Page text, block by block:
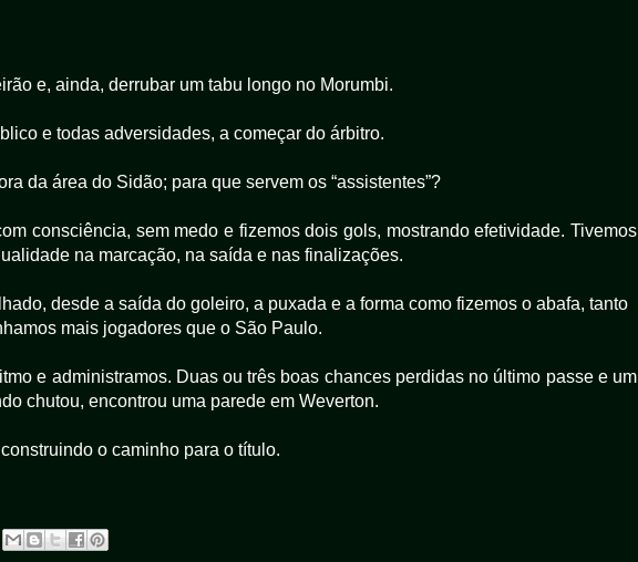
e, ainda, derrubar um tabu longo no Morumbi.
e todas adversidades, a começar do árbitro.
da área do Sidão; para que servem os “assistentes”?
consciência, sem medo e fizemos dois gols, mostrando efetividade. Tivemos
na marcação, na saída e nas finalizações.
desde a saída do goleiro, a puxada e a forma como fizemos o abafa, tanto
mais jogadores que o São Paulo.
e administramos. Duas ou três boas chances perdidas no último passe e um
chutou, encontrou uma parede em Weverton.
o caminho para o título.